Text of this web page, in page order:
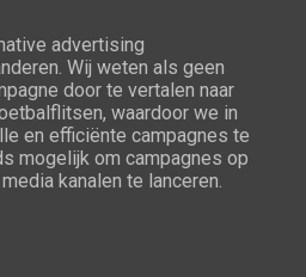
advertising
Wij weten als geen
door te vertalen naar
waardoor we in
en efficiënte campagnes te
mogelijk om campagnes op
kanalen te lanceren.